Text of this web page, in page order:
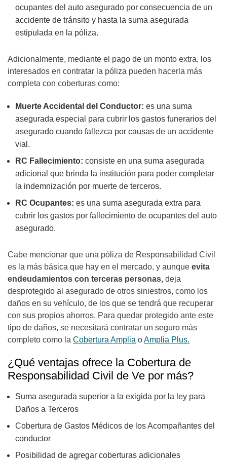
ocupantes del auto asegurado por consecuencia de un
accidente de tránsito y hasta la suma asegurada
estipulada en la póliza.
Adicionalmente, mediante el pago de un monto extra, los
interesados en contratar la póliza pueden hacerla más
completa con coberturas como:
Muerte Accidental del Conductor: es una suma
asegurada especial para cubrir los gastos funerarios del
asegurado cuando fallezca por causas de un accidente
vial.
RC Fallecimiento: consiste en una suma asegurada
adicional que brinda la institución para poder completar
la indemnización por muerte de terceros.
RC Ocupantes: es una suma asegurada extra para
cubrir los gastos por fallecimiento de ocupantes del auto
asegurado.
Cabe mencionar que una póliza de Responsabilidad Civil
es la más básica que hay en el mercado, y aunque evita
endeudamientos con terceras personas, deja
desprotegido al asegurado de otros siniestros, como los
daños en su vehículo, de los que se tendrá que recuperar
con sus propios ahorros. Para quedar protegido ante este
tipo de daños, se necesitará contratar un seguro más
completo como la Cobertura Amplia oAmplia Plus.
¿Qué ventajas ofrece la Cobertura de
Responsabilidad Civil de Ve por más?
Suma asegurada superior a la exigida por la ley para
Daños a Terceros
Cobertura de Gastos Médicos de los Acompañantes del
conductor
Posibilidad de agregar coberturas adicionales